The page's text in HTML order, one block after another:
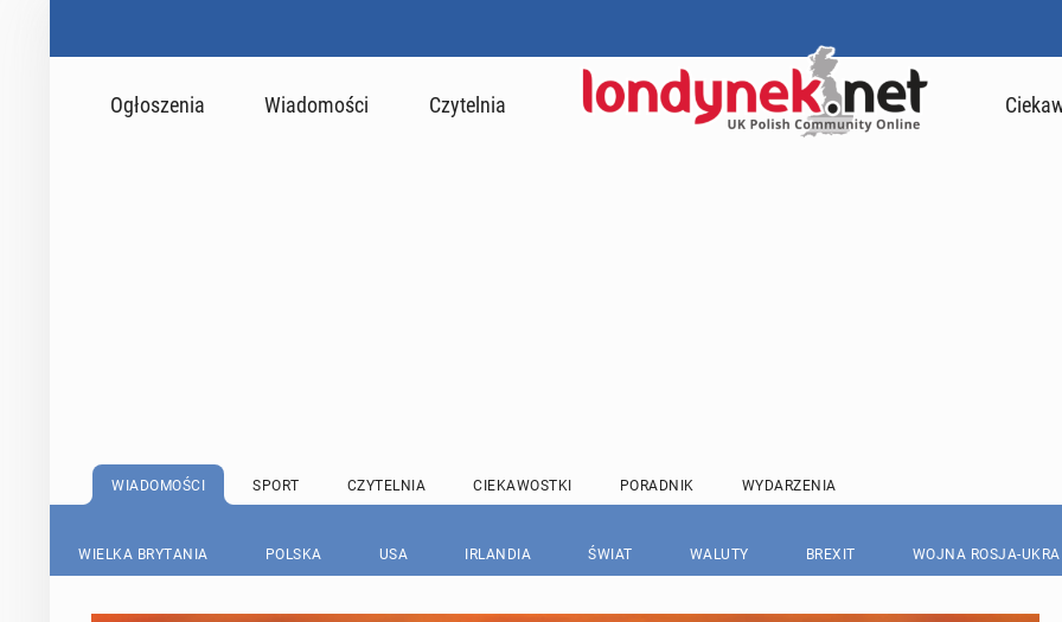
Ogłoszenia Wiadomości Czytelnia
WIADOMOŚCI SPORT CZYTELNIA CIEKAWOSTKI PORADNIK WYDARZENIA
WIELKA BRYTANIA POLSKA USA IRLANDIA ŚWIAT WALUTY BREXIT WOJNA ROSJA-